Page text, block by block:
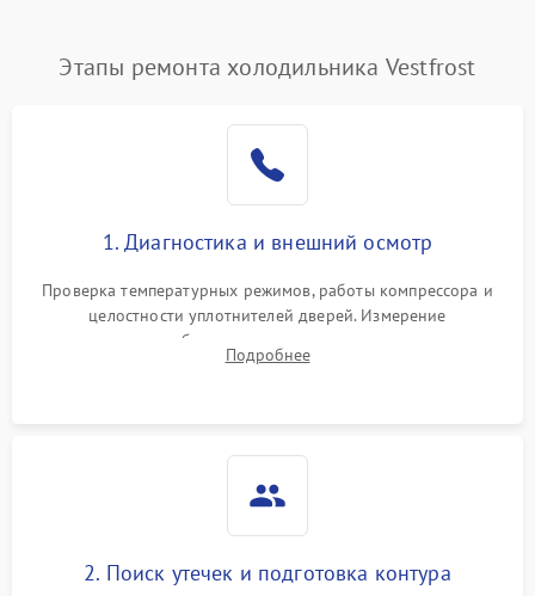
Поломка системы No Frost 2600 ₽ Подробнее →
работе
2000 ₽ Подробнее →
1000 ₽
1800 ₽
Этапы ремонта холодильника Vestfrost
1. Диагностика и внешний осмотр
Проверка температурных режимов, работы компрессора и
целостности уплотнителей дверей. Измерение
сопротивления обмоток мотора, проверка термостата и
считывание кодов ошибок с электронного дисплея.
Подробнее
2. Поиск утечек и подготовка контура